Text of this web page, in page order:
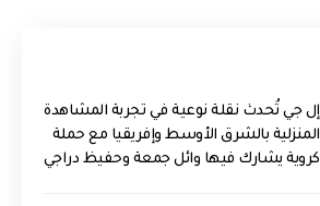
إل جي تُحدث نقلة نوعية في تجربة المشاهدة
المنزلية بالشرق الأوسط وإفريقيا مع حملة
كروية يشارك فيها وائل جمعة وحفيظ دراجي